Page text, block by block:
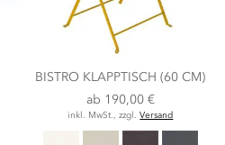
BISTRO KLAPPTISCH (60 CM)
ab 190,00 €
inkl. MwSt., zzgl.Versand